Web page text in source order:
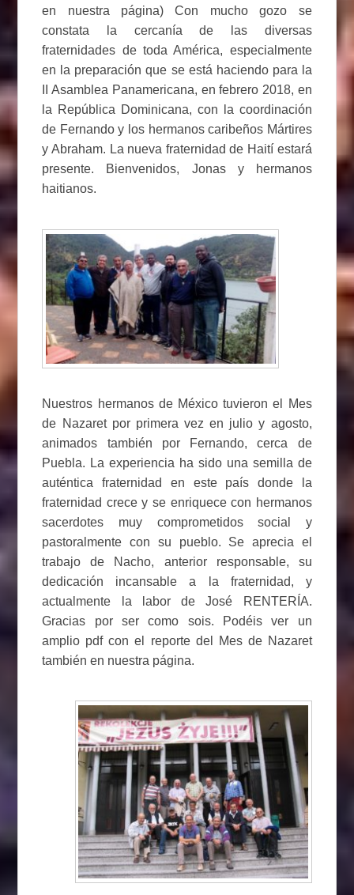
en nuestra página) Con mucho gozo se
constata la cercanía de las diversas
fraternidades de toda América, especialmente
en la preparación que se está haciendo para la
II Asamblea Panamericana, en febrero 2018, en
la República Dominicana, con la coordinación
de Fernando y los hermanos caribeños Mártires
y Abraham. La nueva fraternidad de Haití estará
presente. Bienvenidos, Jonas y hermanos
haitianos.
Nuestros hermanos de México tuvieron el Mes
de Nazaret por primera vez en julio y agosto,
animados también por Fernando, cerca de
Puebla. La experiencia ha sido una semilla de
auténtica fraternidad en este país donde la
fraternidad crece y se enriquece con hermanos
sacerdotes muy comprometidos social y
pastoralmente con su pueblo. Se aprecia el
trabajo de Nacho, anterior responsable, su
dedicación incansable a la fraternidad, y
actualmente la labor de José RENTERÍA.
Gracias por ser como sois. Podéis ver un
amplio pdf con el reporte del Mes de Nazaret
también en nuestra página.